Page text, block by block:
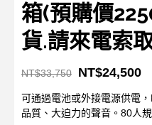
箱(預購價
貨.請來電索
NT$33,750 NT$24,500
可通過電池或外接電源供電
品質、大迫力的聲音。80人